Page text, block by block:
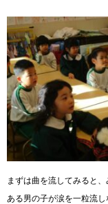
まずは曲を流してみると
ある男の子が涙を一粒流